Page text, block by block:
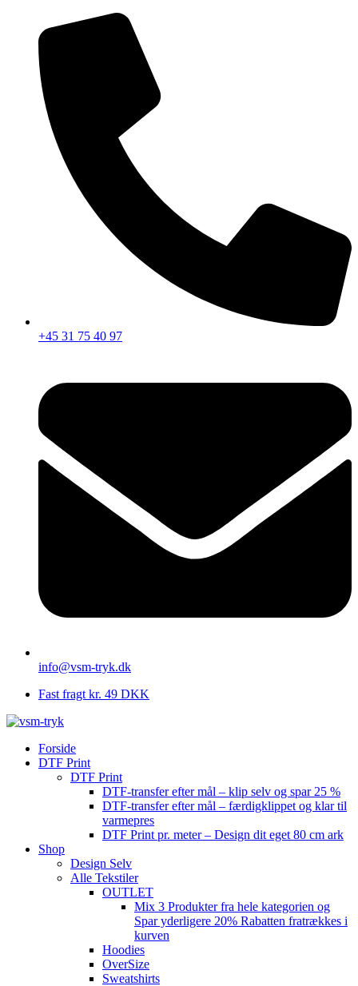
indhold
+45 31 75 40 97
info@vsm-tryk.dk
Fast fragt kr. 49 DKK
Forside
DTF Print
DTF Print
DTF-transfer efter mål – klip selv og spar 25 %
DTF-transfer efter mål – færdigklippet og klar til
varmepres
DTF Print pr. meter – Design dit eget 80 cm ark
Shop
Design Selv
Alle Tekstiler
OUTLET
Mix 3 Produkter fra hele kategorien og
Spar yderligere 20% Rabatten fratrækkes i
kurven
Hoodies
OverSize
Sweatshirts